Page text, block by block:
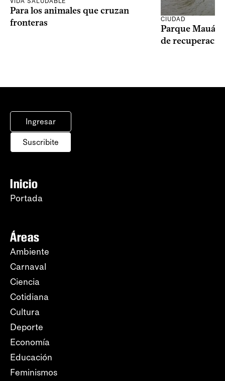
Para los animales que cruzan
fronteras
CIUDAD
Parque Mauá
de
Ingresar
Suscribite
Inicio
Portada
Áreas
Ambiente
Carnaval
Ciencia
Cotidiana
Cultura
Deporte
Economía
Educación
Feminismos